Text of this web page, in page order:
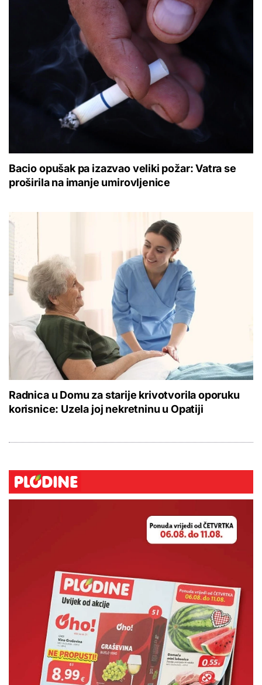
Bacio opušak pa izazvao veliki požar: Vatra se
proširila na imanje umirovljenice
Radnica u Domu za starije krivotvorila oporuku
korisnice: Uzela joj nekretninu u Opatiji